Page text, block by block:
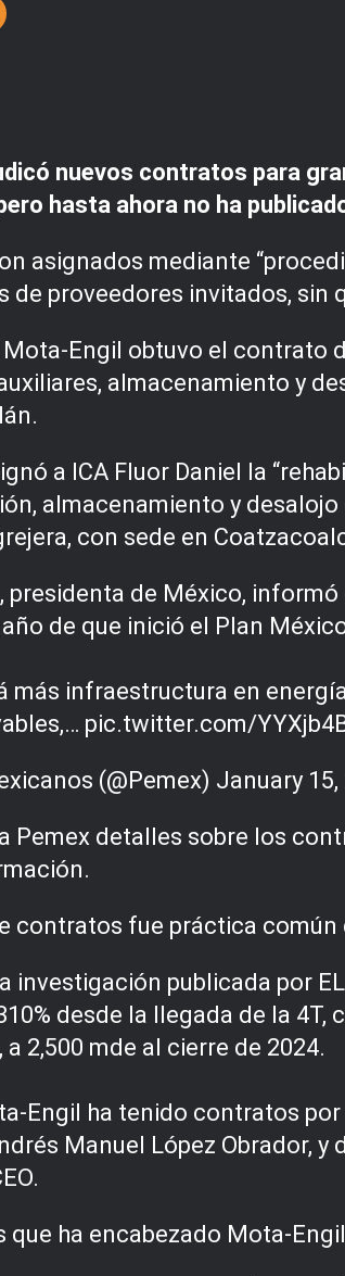
nuevos contratos para
hasta ahora no ha
asignados mediante
de proveedores invitados,
Mota-Engil obtuvo el contrato
almacenamiento y
a ICA Fluor Daniel la
almacenamiento y
con sede en
, presidenta de México,
de que inició el Plan
más infraestructura en
pic.twitter.com/
(@Pemex) January 15,
Pemex detalles sobre los
contratos fue práctica común
investigación publicada por
desde la llegada de la
2,500 mde al cierre de 2024.
Engil ha tenido contratos
Manuel López Obrador,
que ha encabezado Mota-